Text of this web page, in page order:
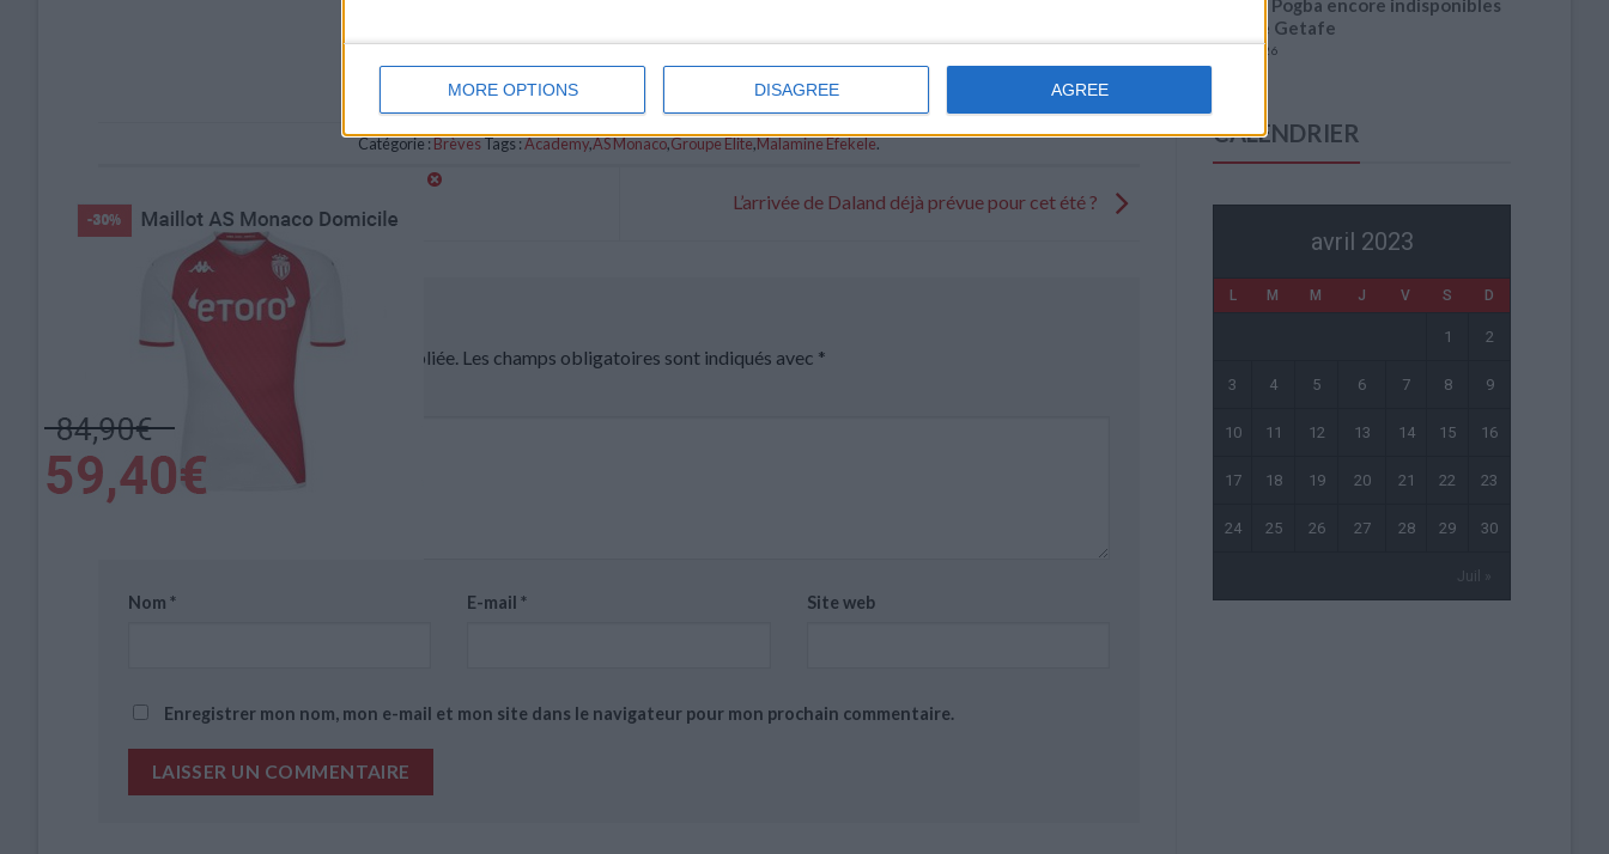
MORE OPTIONS DISAGREE AGREE
Catégorie :BrèvesTags :Academy,AS Monaco,Groupe Élite,Malamine Efekele.
L’arrivée de Daland déjà prévue pour cet été ?
Laisser un commentaire
Votre adresse e-mail ne sera pas publiée. Les champs obligatoires sont indiqués avec *
Commentaire
Nom * E-mail* Site web
Enregistrer mon nom, mon e-mail et mon site dans le navigateur pour mon prochain commentaire.
Fati et Pogba encore indisponibles
contre Getafe
6 août 2026
CALENDRIER
avril 2023
L M M J V S D
Juil »
1 2
3 4 5 6 7 8 9
10 11 12 13 14 15 16
17 18 19 20 21 22 23
24 25 26 27 28 29 30